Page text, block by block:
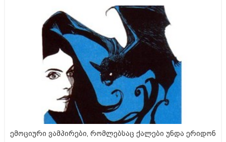
ემოციური ვამპირები, რომლებსაც ქალები უნდა ერიდონ